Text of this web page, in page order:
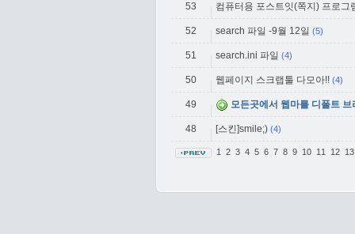
53 컴퓨터용 포스트잇(쪽지) 프로그
52 search 파일 -9월 12일 (5)
51 search.ini 파일 (4)
50 웹페이지 스크랩툴 다모아!! (4)
49 모든곳에서 웹마를 디폴트
48 [스킨]smile;) (4)
1 2 3 4 5 6 7 8 9 10 11 12